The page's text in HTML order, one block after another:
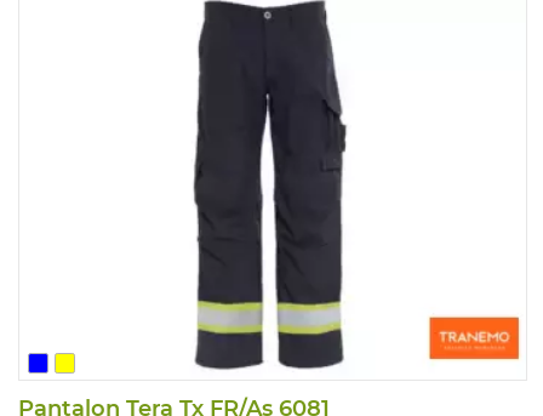
Pantalon Tera Tx FR/As 6081